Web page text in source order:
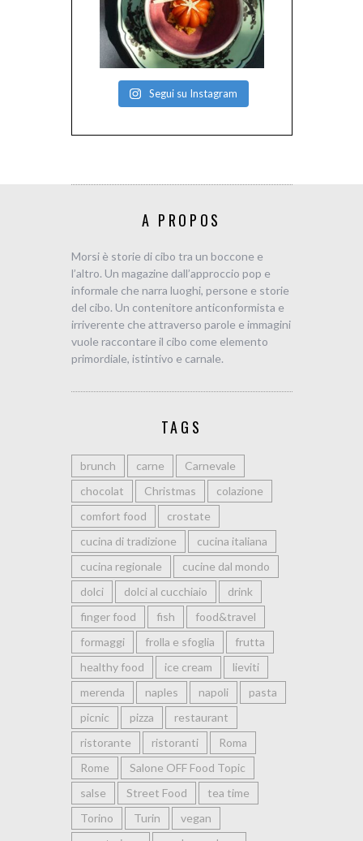
Segui su Instagram
A PROPOS
Morsi è storie di cibo tra un boccone e
l’altro. Un magazine dall’approccio pop e
informale che narra luoghi, persone e storie
del cibo. Un contenitore anticonformista e
irriverente che attraverso parole e immagini
vuole raccontare il cibo come elemento
primordiale, istintivo e carnale.
TAGS
brunch carne
Carnevale
chocolat
Christmas
colazione
comfort food
crostate
cucina di tradizione
cucina italiana
cucina regionale
cucine dal mondo
dolci
dolci al cucchiaio
drink
finger food
fish
food&travel
formaggi
frolla e sfoglia
frutta
healthy food
ice cream
lieviti
merenda
naples napoli
pasta
picnic
pizza
restaurant
ristorante
ristoranti
Roma
Rome
Salone OFF Food Topic
salse
Street Food
tea time
Torino
Turin
vegan